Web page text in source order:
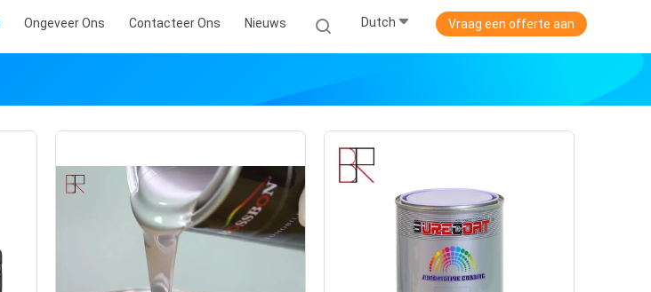
Ongeveer Ons Contacteer Ons Nieuws Dutch Vraag een offerte aan